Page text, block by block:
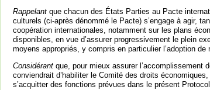
Rappelant que chacun des États Parties au Pacte
culturels (ci-après dénommé le Pacte) s’engage à agir,
coopération internationales, notamment sur les plans
disponibles, en vue d’assurer progressivement le plein
moyens appropriés, y compris en particulier l’adoption
Considérant que, pour mieux assurer l’accomplissement
conviendrait d’habiliter le Comité des droits
s’acquitter des fonctions prévues dans le présent